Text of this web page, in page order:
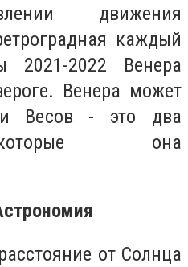
движения
каждый
2022 Венера
Венера может
и Весов - это два
она
от Солнца